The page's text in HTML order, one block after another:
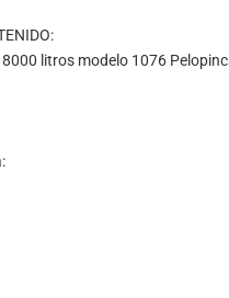
litros modelo 1076